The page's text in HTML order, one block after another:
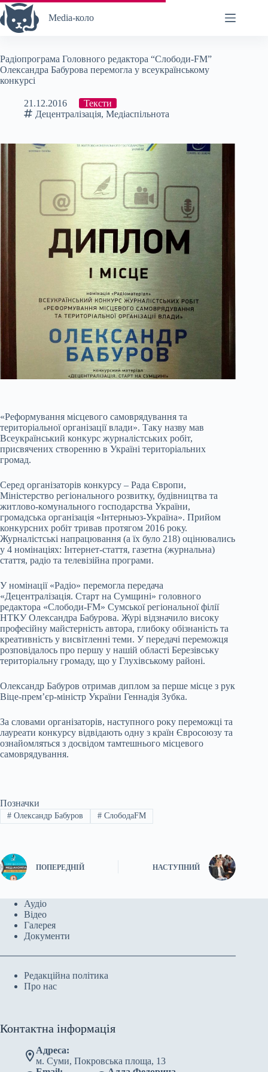
Перейти
до
вмісту
Media-коло
Радіопрограма Головного редактора “Слободи-FM”
Олександра Бабурова перемогла у всеукраїнському
конкурсі
21.12.2016
Тексти
Децентралізація, Медіаспільнота
«Реформування місцевого самоврядування та
територіальної організації влади». Таку назву мав
Всеукраїнський конкурс журналістських робіт,
присвячених створенню в Україні територіальних
громад.
Серед організаторів конкурсу – Рада Європи,
Міністерство регіонального розвитку, будівництва та
житлово-комунального господарства України,
громадська організація «Інтерньюз-Україна». Прийом
конкурсних робіт тривав протягом 2016 року.
Журналістські напрацювання (а їх було 218) оцінювались
у 4 номінаціях: Інтернет-стаття, газетна (журнальна)
стаття, радіо та телевізійна програми.
У номінації «Радіо» перемогла передача
«Децентралізація. Старт на Сумщині» головного
редактора «Слободи-FM» Сумської регіональної філії
НТКУ Олександра Бабурова. Журі відзначило високу
професійну майстерність автора, глибоку обізнаність та
креативність у висвітленні теми. У передачі переможця
розповідалось про першу у нашій області Березівську
територіальну громаду, що у Глухівському районі.
Олександр Бабуров отримав диплом за перше місце з рук
Віце-прем’єр-міністр України Геннадія Зубка.
За словами організаторів, наступного року переможці та
лауреати конкурсу відвідають одну з країн Євросоюзу та
ознайомляться з досвідом тамтешнього місцевого
самоврядування.
Позначки
#Олександр Бабуров #СлободаFM
ПОПЕРЕДНІЙ НАСТУПНИЙ
Аудіо
Відео
Галерея
Документи
Редакційна політика
Про нас
Контактна інформація
Адреса:
м. Суми, Покровська площа, 13